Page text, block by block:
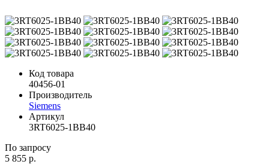
Код товара
40456-01
Производитель
Siemens
Артикул
3RT6025-1BB40
По запросу
5 855 р.